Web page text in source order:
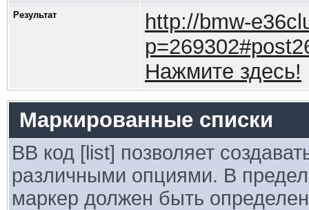
Результат
http://bmw-
Нажмите здесь!
Маркированные списки
BB код [list] позволяет
различными опциями. В
маркер должен быть